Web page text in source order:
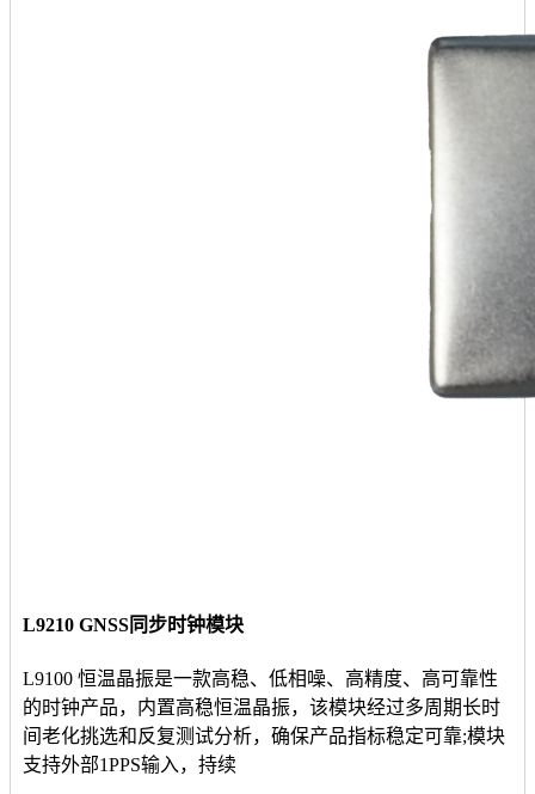
L9210 GNSS同步时钟模块
L9100 恒温晶振是一款高稳、低相噪、高精度、高可靠性
的时钟产品，内置高稳恒温晶振，该模块经过多周期长时
间老化挑选和反复测试分析，确保产品指标稳定可靠;模块
支持外部1PPS输入，持续